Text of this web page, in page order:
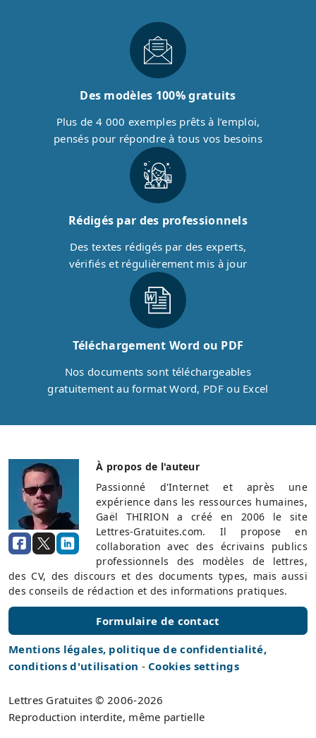
Des modèles 100% gratuits
Plus de 4 000 exemples prêts à l’emploi,
pensés pour répondre à tous vos besoins
Rédigés par des professionnels
Des textes rédigés par des experts,
vérifiés et régulièrement mis à jour
Téléchargement Word ou PDF
Nos documents sont téléchargeables
gratuitement au format Word, PDF ou Excel
À propos de l'auteur
Passionné d'Internet et après une
expérience dans les ressources humaines,
Gaël THIRION a créé en 2006 le site
Lettres-Gratuites.com. Il propose en
collaboration avec des écrivains publics
professionnels des modèles de lettres,
des CV, des discours et des documents types, mais aussi
des conseils de rédaction et des informations pratiques.
Formulaire de contact
Mentions légales, politique de confidentialité,
conditions d'utilisation - Cookies settings
Lettres Gratuites © 2006-2026
Reproduction interdite, même partielle